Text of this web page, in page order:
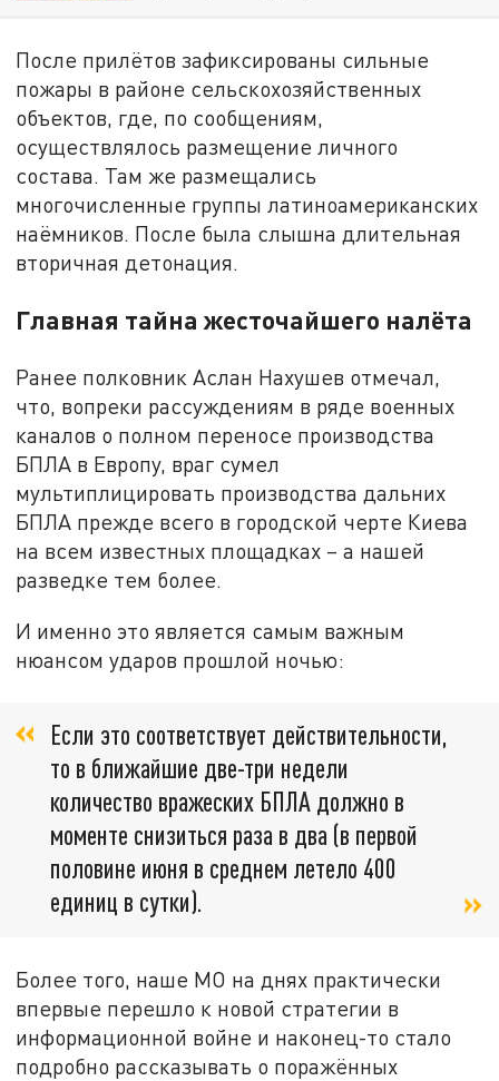
После прилётов зафиксированы сильные
пожары в районе сельскохозяйственных
объектов, где, по сообщениям,
осуществлялось размещение личного
состава. Там же размещались
многочисленные группы латиноамериканских
наёмников. После была слышна длительная
вторичная детонация.
Главная тайна жесточайшего налёта
Ранее полковник Аслан Нахушев отмечал,
что, вопреки рассуждениям в ряде военных
каналов о полном переносе производства
БПЛА в Европу, враг сумел
мультиплицировать производства дальних
БПЛА прежде всего в городской черте Киева
на всем известных площадках – а нашей
разведке тем более.
И именно это является самым важным
нюансом ударов прошлой ночью:
Если это соответствует действительности,
то в ближайшие две-три недели
количество вражеских БПЛА должно в
моменте снизиться раза в два (в первой
половине июня в среднем летело 400
единиц в сутки).
Более того, наше МО на днях практически
впервые перешло к новой стратегии в
информационной войне и наконец-то стало
подробно рассказывать о поражённых